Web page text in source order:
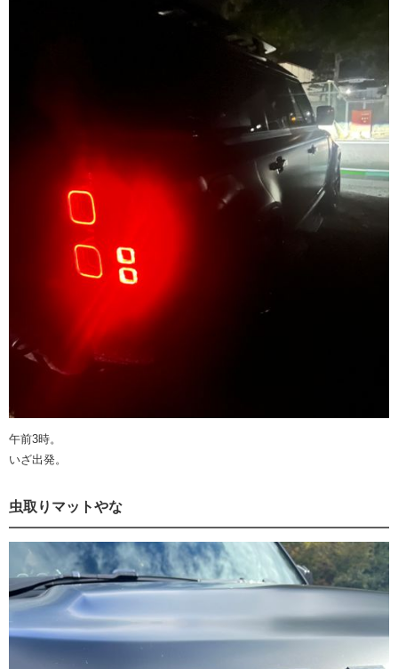
午前3時。
いざ出発。
虫取りマットやな